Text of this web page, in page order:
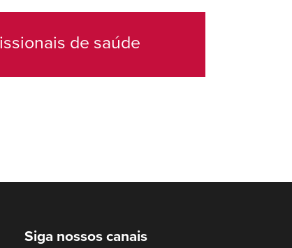
de saúde
Siga nossos canais